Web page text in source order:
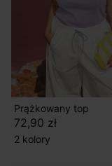
Prążkowany top
72,90 zł
2 kolory